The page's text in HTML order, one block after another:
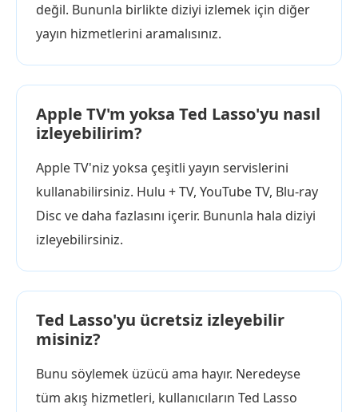
değil. Bununla birlikte diziyi izlemek için diğer
yayın hizmetlerini aramalısınız.
Apple TV'm yoksa Ted Lasso'yu nasıl
izleyebilirim?
Apple TV'niz yoksa çeşitli yayın servislerini
kullanabilirsiniz. Hulu + TV, YouTube TV, Blu-ray
Disc ve daha fazlasını içerir. Bununla hala diziyi
izleyebilirsiniz.
Ted Lasso'yu ücretsiz izleyebilir
misiniz?
Bunu söylemek üzücü ama hayır. Neredeyse
tüm akış hizmetleri, kullanıcıların Ted Lasso